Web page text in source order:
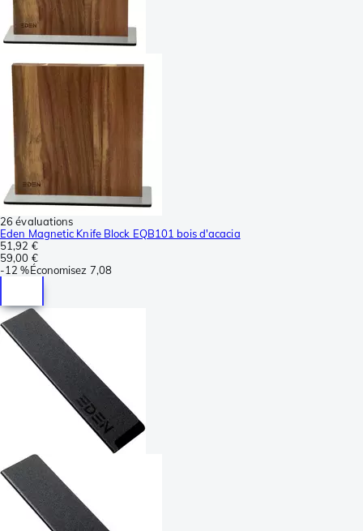
26 évaluations
Eden Magnetic Knife Block EQB101 bois d'acacia
51,92 €
59,00 €
-12 %Économisez 7,08